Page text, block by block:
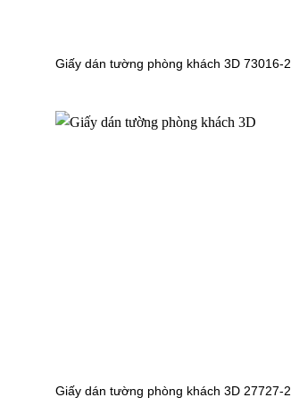
Giấy dán tường phòng khách 3D 73016-2
Giấy dán tường phòng khách 3D 27727-2